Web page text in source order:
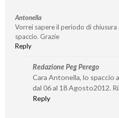
Antonella
Vorrei sapere il periodo di
spaccio. Grazie
Reply
Redazione Peg Perego
Cara Antonella, lo spaccio
dal 06 al 18 Agosto2012.
Reply